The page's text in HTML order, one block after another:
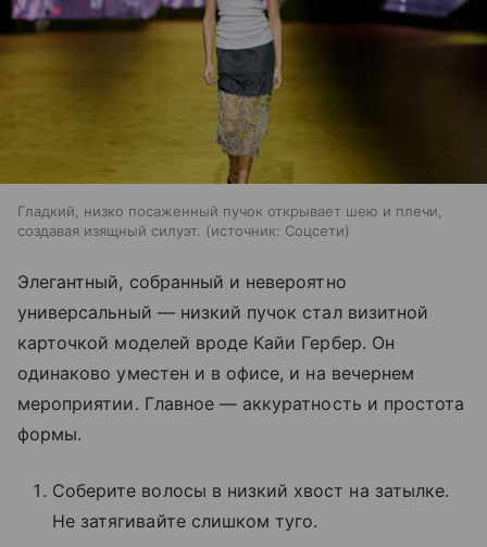
Гладкий, низко посаженный пучок открывает шею и плечи,
создавая изящный силуэт.
источник: Соцсети
Элегантный, собранный и невероятно
универсальный — низкий пучок стал визитной
карточкой моделей вроде Кайи Гербер. Он
одинаково уместен и в офисе, и на вечернем
мероприятии. Главное — аккуратность и простота
формы.
Соберите волосы в низкий хвост на затылке.
Не затягивайте слишком туго.